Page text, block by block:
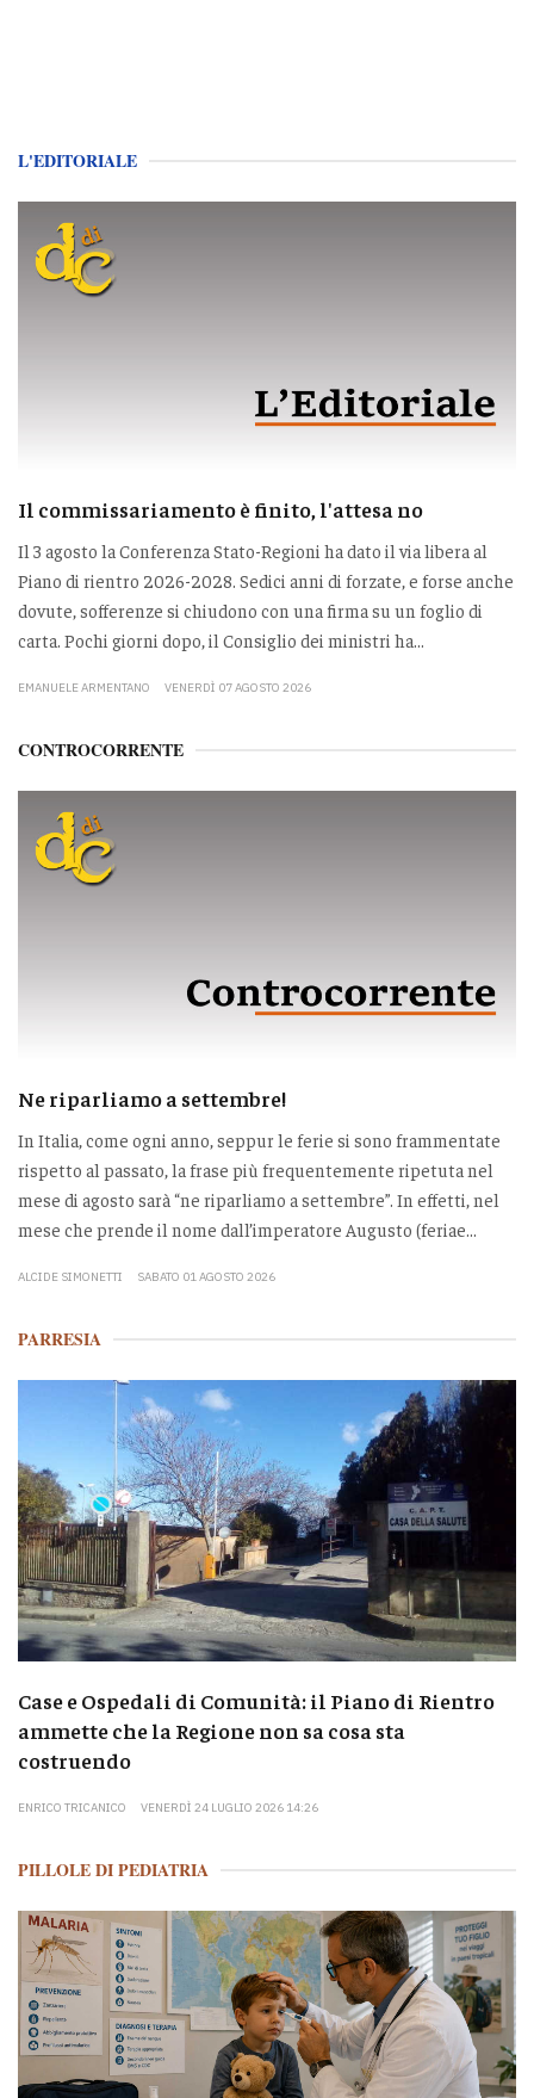
L'EDITORIALE
Il commissariamento è finito, l'attesa no
Il 3 agosto la Conferenza Stato-Regioni ha dato il via libera al
Piano di rientro 2026-2028. Sedici anni di forzate, e forse anche
dovute, sofferenze si chiudono con una firma su un foglio di
carta. Pochi giorni dopo, il Consiglio dei ministri ha...
EMANUELE ARMENTANO VENERDÌ 07 AGOSTO 2026
CONTROCORRENTE
Ne riparliamo a settembre!
In Italia, come ogni anno, seppur le ferie si sono frammentate
rispetto al passato, la frase più frequentemente ripetuta nel
mese di agosto sarà “ne riparliamo a settembre”. In effetti, nel
mese che prende il nome dall’imperatore Augusto (feriae...
ALCIDE SIMONETTI SABATO 01 AGOSTO 2026
PARRESIA
Case e Ospedali di Comunità: il Piano di Rientro
ammette che la Regione non sa cosa sta
costruendo
ENRICO TRICANICO VENERDÌ 24 LUGLIO 2026 14:26
PILLOLE DI PEDIATRIA